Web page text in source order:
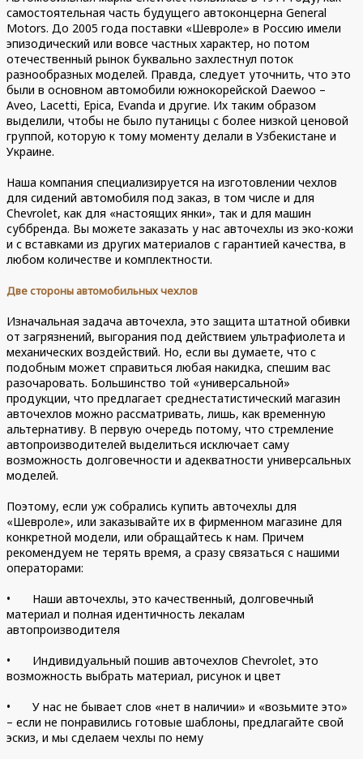
самостоятельная часть будущего автоконцерна General
Motors. До 2005 года поставки «Шевроле» в Россию имели
эпизодический или вовсе частных характер, но потом
отечественный рынок буквально захлестнул поток
разнообразных моделей. Правда, следует уточнить, что это
были в основном автомобили южнокорейской Daewoo –
Aveo, Lacetti, Epica, Evanda и другие. Их таким образом
выделили, чтобы не было путаницы с более низкой ценовой
группой, которую к тому моменту делали в Узбекистане и
Украине.
Наша компания специализируется на изготовлении чехлов
для сидений автомобиля под заказ, в том числе и для
Chevrolet, как для «настоящих янки», так и для машин
суббренда. Вы можете заказать у нас авточехлы из эко-кожи
и с вставками из других материалов с гарантией качества, в
любом количестве и комплектности.
Две стороны автомобильных чехлов
Изначальная задача авточехла, это защита штатной обивки
от загрязнений, выгорания под действием ультрафиолета и
механических воздействий. Но, если вы думаете, что с
подобным может справиться любая накидка, спешим вас
разочаровать. Большинство той «универсальной»
продукции, что предлагает среднестатистический магазин
авточехлов можно рассматривать, лишь, как временную
альтернативу. В первую очередь потому, что стремление
автопроизводителей выделиться исключает саму
возможность долговечности и адекватности универсальных
моделей.
Поэтому, если уж собрались купить авточехлы для
«Шевроле», или заказывайте их в фирменном магазине для
конкретной модели, или обращайтесь к нам. Причем
рекомендуем не терять время, а сразу связаться с нашими
операторами:
•
Наши авточехлы, это качественный, долговечный
материал и полная идентичность лекалам
автопроизводителя
•
Индивидуальный пошив авточехлов Chevrolet, это
возможность выбрать материал, рисунок и цвет
•
У нас не бывает слов «нет в наличии» и «возьмите это»
– если не понравились готовые шаблоны, предлагайте свой
эскиз, и мы сделаем чехлы по нему